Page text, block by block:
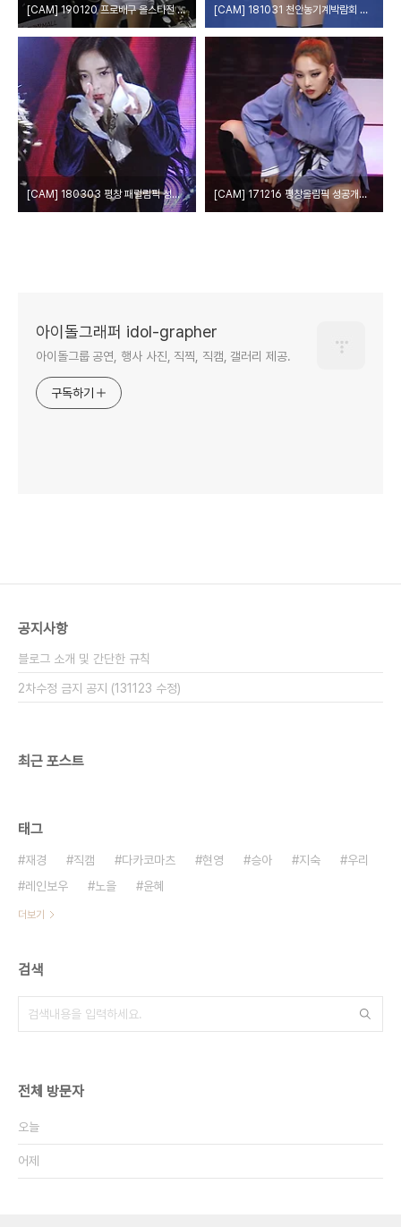
[CAM] 190120 프로배구 올스타전 - 김연정 치어리더 by 다카코마츠 [CAM] 181031 천안농기계박람회 개막식 - 홍진영 by 다카코마츠
[CAM] 180303 평창 패럴림픽 성화화합행사 축하공연 프리스틴(PRISTIN) by epoxy [CAM] 171216 평창올림픽 성공개최 기원 강릉콘서트 - 카드 KARD by PIERCE
아이돌그래퍼 idol-grapher
아이돌그룹 공연, 행사 사진, 직찍, 직캠, 갤러리 제공.
구독하기
공지사항
블로그 소개 및 간단한 규칙
2차수정 금지 공지 (131123 수정)
최근 포스트
태그
재경 직캠 다카코마츠 현영 승아 지숙
우리
레인보우
노을 윤혜
더보기
검색
전체 방문자
오늘
어제